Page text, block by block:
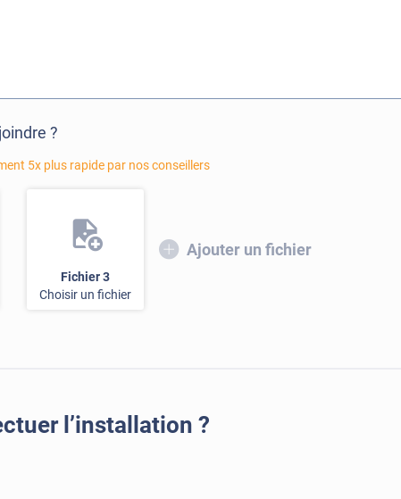
?
5x plus rapide par nos conseillers
Fichier 3
Choisir un fichier
Ajouter un fichier
l’installation ?